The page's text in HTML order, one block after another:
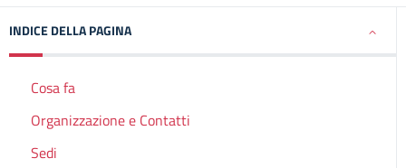
INDICE DELLA PAGINA
Cosa fa
Organizzazione e Contatti
Sedi